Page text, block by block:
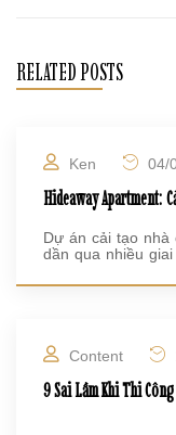
RELATED POSTS
Ken 04/
Hideaway Apartment:
Dự án cải tạo
dần qua nhiều giai
Content
9 Sai Lầm Khi Thi